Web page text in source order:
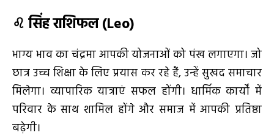
♌ सिंह राशिफल (Leo)
भाग्य भाव का चंद्रमा आपकी योजनाओं को पंख लगाएगा। जो
छात्र उच्च शिक्षा के लिए प्रयास कर रहे हैं, उन्हें सुखद समाचार
मिलेगा। व्यापारिक यात्राएं सफल होंगी। धार्मिक कार्यों में
परिवार के साथ शामिल होंगे और समाज में आपकी प्रतिष्ठा
बढ़ेगी।